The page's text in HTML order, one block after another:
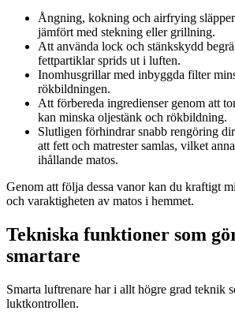
Ångning, kokning och airfrying
jämfört med stekning eller grillning.
Att använda lock och stänkskydd
fettpartiklar sprids ut i luften.
Inomhusgrillar med inbyggda filter
rökbildningen.
Att förbereda ingredienser genom att
kan minska oljestänk och rökbildning.
Slutligen förhindrar snabb rengöring
att fett och matrester samlas, vilket
ihållande matos.
Genom att följa dessa vanor kan du kraftigt
och varaktigheten av matos i hemmet.
Tekniska funktioner som
smartare
Smarta luftrenare har i allt högre grad teknik
luktkontrollen.